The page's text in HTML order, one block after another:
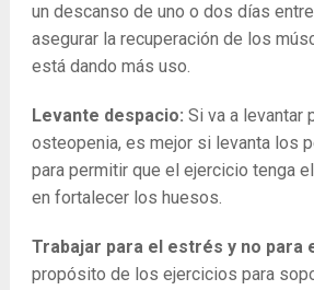
un descanso de uno o dos días
asegurar la recuperación de los
está dando más uso.
Levante despacio: Si va a levantar
osteopenia, es mejor si levanta los
para permitir que el ejercicio tenga
en fortalecer los huesos.
Trabajar para el estrés y no para
propósito de los ejercicios para